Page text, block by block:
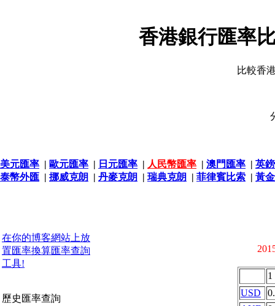
香港銀行匯率
比較香
美元匯率 | 歐元匯率 | 日元匯率 | 人民幣匯率 | 澳門匯率 | 英
泰幣外匯 | 挪威克朗 | 丹麥克朗 | 瑞典克朗 | 菲律賓比索 | 黃
在你的博客網站上放
置匯率換算匯率查詢
工具!
歷史匯率查詢
1
USD